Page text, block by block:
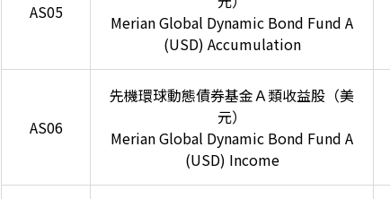
AS05
Merian Global Dynamic Bond Fund A
(USD) Accumulation
AS06
先機環球動態債券基金Ａ類收益股（美
元）
Merian Global Dynamic Bond Fund A
(USD) Income